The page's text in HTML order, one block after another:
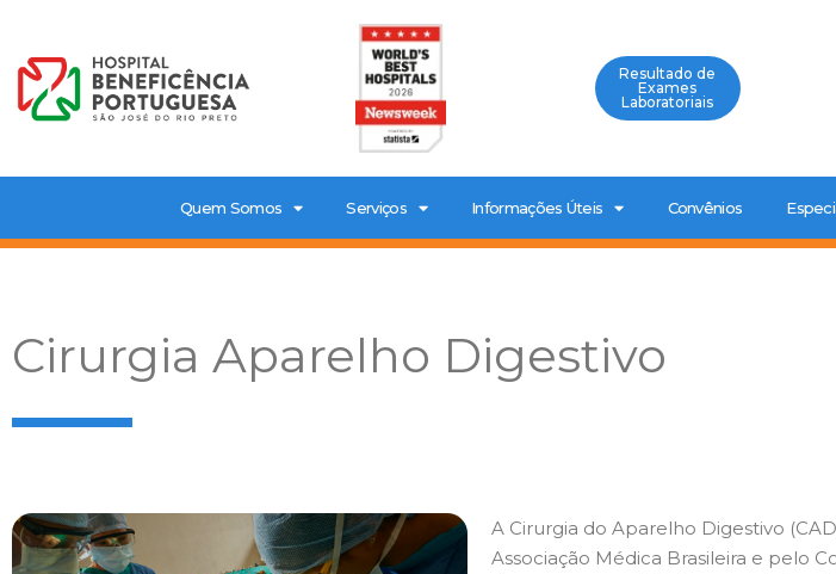
Resultado de
Exames
Laboratoriais
Quem Somos Serviços Informações Úteis Convênios
Cirurgia Aparelho Digestivo
A Cirurgia do Aparelho Digestivo
Associação Médica Brasileira e pelo